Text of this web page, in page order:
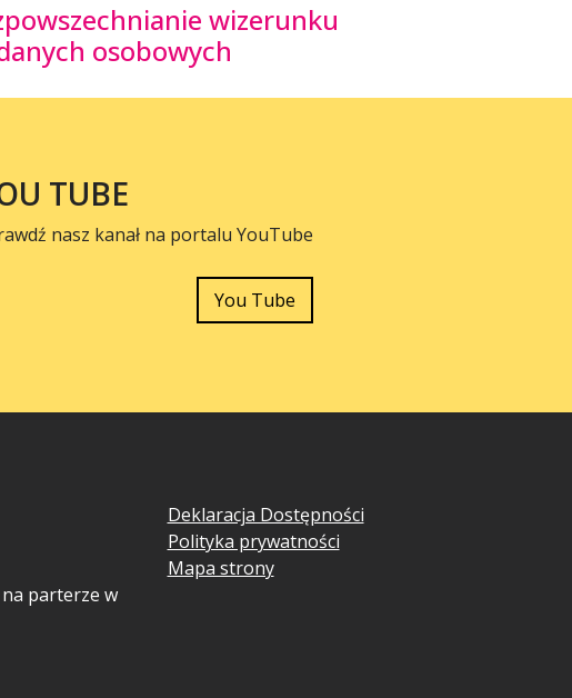
wizerunku
osobowych
TUBE
nasz kanał na portalu YouTube
You Tube
parterze w
Deklaracja Dostępności
Polityka prywatności
Mapa strony